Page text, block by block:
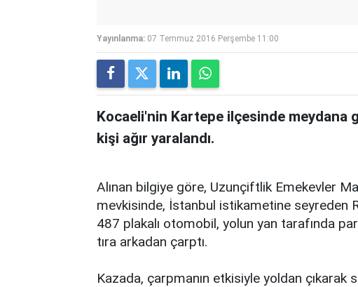
Yayınlanma: 07 Temmuz 2016 Perşembe 11:00
Kocaeli'nin Kartepe ilçesinde meydana
kişi ağır yaralandı.
Alınan bilgiye göre, Uzunçiftlik Emekevler
mevkisinde, İstanbul istikametine seyreden
487 plakalı otomobil, yolun yan tarafında
tıra arkadan çarptı.
Kazada, çarpmanın etkisiyle yoldan